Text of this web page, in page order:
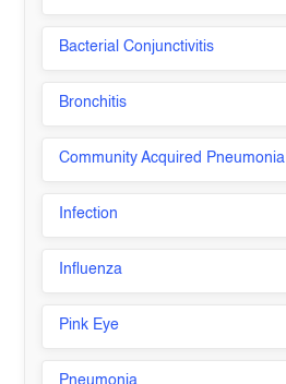
Bacterial Conjunctivitis
Bronchitis
Community Acquired Pneumonia
Infection
Influenza
Pink Eye
Pneumonia